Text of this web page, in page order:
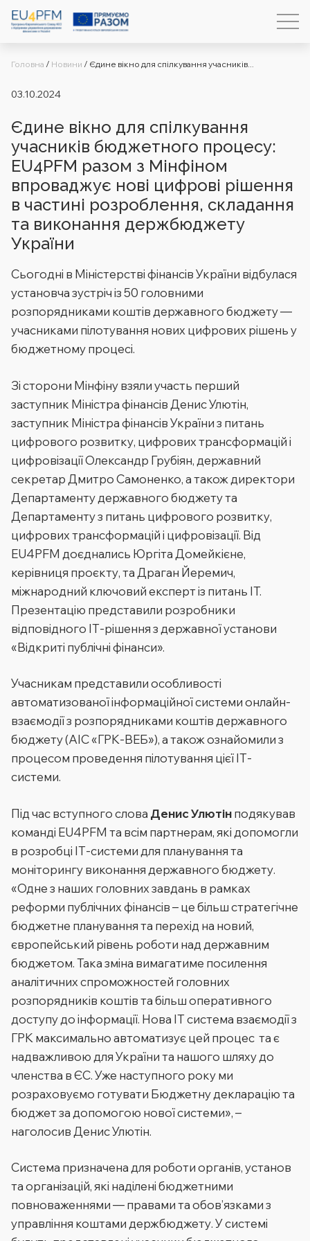
Головна / Новини / Єдине вікно для спілкування учасників...
03.10.2024
Єдине вікно для спілкування
учасників бюджетного процесу:
EU4PFM разом з Мінфіном
впроваджує нові цифрові рішення
в частині розроблення, складання
та виконання держбюджету
України
Сьогодні в Міністерстві фінансів України відбулася
установча зустріч із 50 головними
розпорядниками коштів державного бюджету —
учасниками пілотування нових цифрових рішень у
бюджетному процесі.
Зі сторони Мінфіну взяли участь перший
заступник Міністра фінансів Денис Улютін,
заступник Міністра фінансів України з питань
цифрового розвитку, цифрових трансформацій і
цифровізації Олександр Грубіян, державний
секретар Дмитро Самоненко, а також директори
Департаменту державного бюджету та
Департаменту з питань цифрового розвитку,
цифрових трансформацій і цифровізації. Від
EU4PFM доєднались Юргіта Домейкієне,
керівниця проєкту, та Драган Йеремич,
міжнародний ключовий експерт із питань IT.
Презентацію представили розробники
відповідного ІТ-рішення з державної установи
«Відкриті публічні фінанси».
Учасникам представили особливості
автоматизованої інформаційної системи онлайн-
взаємодії з розпорядниками коштів державного
бюджету (АІС «ГРК-ВЕБ»), а також ознайомили з
процесом проведення пілотування цієї ІТ-
системи.
Під час вступного слова Денис Улютінподякував
команді EU4PFM та всім партнерам, які допомогли
в розробці ІТ-системи для планування та
моніторингу виконання державного бюджету.
«Одне з наших головних завдань в рамках
реформи публічних фінансів – це більш стратегічне
бюджетне планування та перехід на новий,
європейський рівень роботи над державним
бюджетом. Така зміна вимагатиме посилення
аналітичних спроможностей головних
розпорядників коштів та більш оперативного
доступу до інформації. Нова ІТ система взаємодії з
ГРК максимально автоматизує цей процес та є
надважливою для України та нашого шляху до
членства в ЄС. Уже наступного року ми
розраховуємо готувати Бюджетну декларацію та
бюджет за допомогою нової системи», –
наголосив Денис Улютін.
Система призначена для роботи органів, установ
та організацій, які наділені бюджетними
повноваженнями — правами та обов’язками з
управління коштами держбюджету. У системі